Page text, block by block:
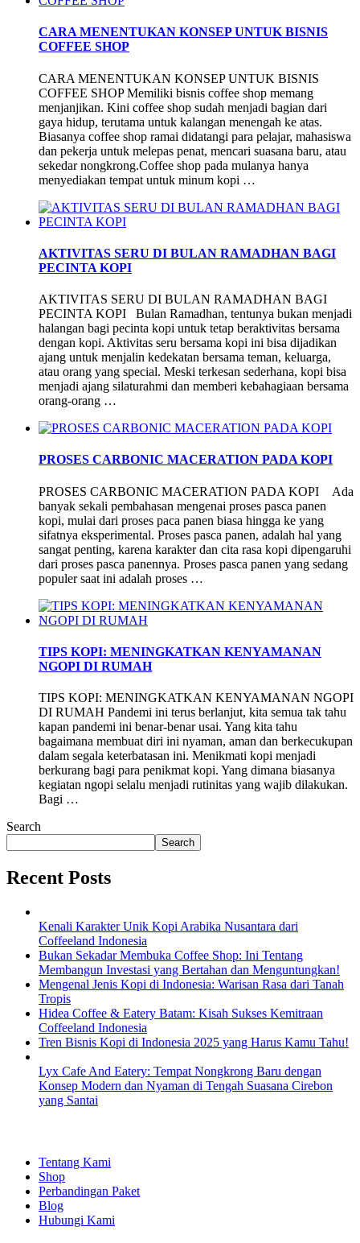
CARA MENENTUKAN KONSEP UNTUK BISNIS
COFFEE SHOP
CARA MENENTUKAN KONSEP UNTUK BISNIS
COFFEE SHOP Memiliki bisnis coffee shop memang
menjanjikan. Kini coffee shop sudah menjadi bagian dari
gaya hidup, terutama untuk kalangan menengah ke atas.
Biasanya coffee shop ramai didatangi para pelajar, mahasiswa
dan pekerja untuk melepas penat, mencari suasana baru, atau
sekedar nongkrong.Coffee shop pada mulanya hanya
menyediakan tempat untuk minum kopi …
AKTIVITAS SERU DI BULAN RAMADHAN BAGI
PECINTA KOPI
AKTIVITAS SERU DI BULAN RAMADHAN BAGI
PECINTA KOPI Bulan Ramadhan, tentunya bukan menjadi
halangan bagi pecinta kopi untuk tetap beraktivitas bersama
dengan kopi. Aktivitas seru bersama kopi ini bisa dijadikan
ajang untuk menjalin kedekatan bersama teman, keluarga,
atau orang yang special. Meski terkesan sederhana, kopi bisa
menjadi ajang silaturahmi dan memberi kebahagiaan bersama
orang-orang …
PROSES CARBONIC MACERATION PADA KOPI
PROSES CARBONIC MACERATION PADA KOPI Ada
banyak sekali pembahasan mengenai proses pasca panen
kopi, mulai dari proses paca panen biasa hingga ke yang
sifatnya eksperimental. Proses pasca panen, adalah hal yang
sangat penting, karena karakter dan cita rasa kopi dipengaruhi
dari proses pasca panennya. Proses pasca panen yang sedang
populer saat ini adalah proses …
TIPS KOPI: MENINGKATKAN KENYAMANAN
NGOPI DI RUMAH
TIPS KOPI: MENINGKATKAN KENYAMANAN NGOPI
DI RUMAH Pandemi ini terus berlanjut, kita semua tak tahu
kapan pandemi ini benar-benar usai. Yang kita tahu
bagaimana membuat diri ini nyaman, aman dan berkecukupan
dalam segala keterbatasan ini. Menikmati kopi menjadi
berkurang bagi para penikmat kopi. Yang dimana biasanya
kegiatan ngopi selalu menjadi rutinitas yang wajib dilakukan.
Bagi …
Search
Search
Recent Posts
Kenali Karakter Unik Kopi Arabika Nusantara dari
Coffeeland Indonesia
Bukan Sekadar Membuka Coffee Shop: Ini Tentang
Membangun Investasi yang Bertahan dan Menguntungkan!
Mengenal Jenis Kopi di Indonesia: Warisan Rasa dari Tanah
Tropis
Hidea Coffee & Eatery Batam: Kisah Sukses Kemitraan
Coffeeland Indonesia
Tren Bisnis Kopi di Indonesia 2025 yang Harus Kamu Tahu!
Lyx Cafe And Eatery: Tempat Nongkrong Baru dengan
Konsep Modern dan Nyaman di Tengah Suasana Cirebon
yang Santai
Tentang Kami
Shop
Perbandingan Paket
Blog
Hubungi Kami